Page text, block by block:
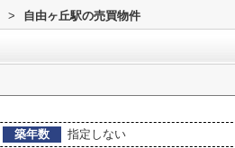
> 自由ヶ丘駅の売買物件
築年数
指定しない